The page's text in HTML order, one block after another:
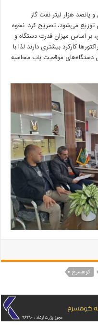
پانصد هزار لیتر نفت گاز
می‌شود، تصریح کرد:‌ نحوه
اساس میزان قدرت دستگاه و
کارکرد بیشتری دارند لذا با
دستگاه‌های موقعیت یاب محاسبه
کوهسرخ